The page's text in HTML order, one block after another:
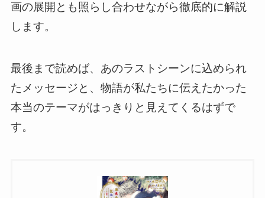
画の展開とも照らし合わせながら徹底的に解説
します。
最後まで読めば、あのラストシーンに込められ
たメッセージと、物語が私たちに伝えたかった
本当のテーマがはっきりと見えてくるはずで
す。